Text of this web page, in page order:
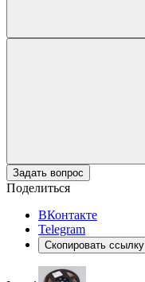
Задать вопрос
Поделиться
ВКонтакте
Telegram
Скопировать ссылку